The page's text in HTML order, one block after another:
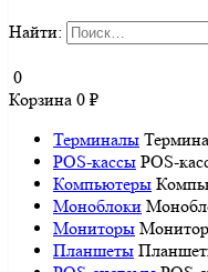
Найти:
0
Корзина 0 ₽
Терминалы
POS-кассы POS-
Компьютеры
Моноблоки
Мониторы
Планшеты